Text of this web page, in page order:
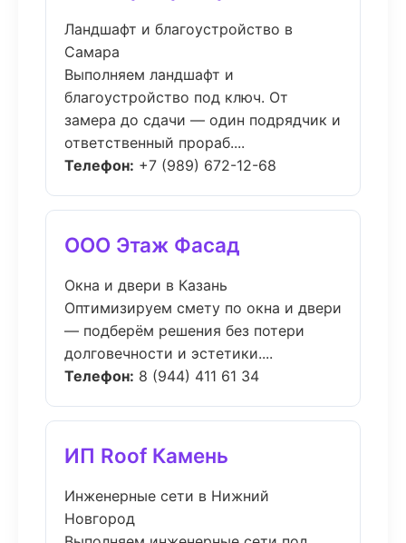
Ландшафт и благоустройство в
Самара
Выполняем ландшафт и
благоустройство под ключ. От
замера до сдачи — один подрядчик и
ответственный прораб....
Телефон: +7 (989) 672-12-68
ООО Этаж Фасад
Окна и двери в Казань
Оптимизируем смету по окна и двери
— подберём решения без потери
долговечности и эстетики....
Телефон: 8 (944) 411 61 34
ИП Roof Камень
Инженерные сети в Нижний
Новгород